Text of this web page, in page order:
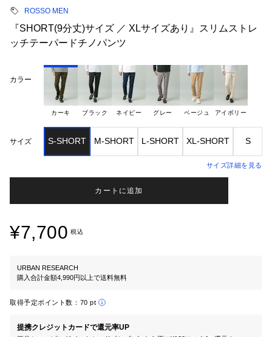
ROSSO MEN
『SHORT(9分丈)サイズ ／ XLサイズあり』スリムストレ
ッチテーパードチノパンツ
カラー
カーキ ブラック ネイビー グレー ベージュ アイボリー
サイズ S-SHORT M-SHORT L-SHORT XL-SHORT S
サイズ詳細を見る
カートに追加
¥7,700 税込
URBAN RESEARCH
購入合計金額4,990円以上で送料無料
取得予定ポイント数： 70 pt
提携クレジットカードで還元率UP